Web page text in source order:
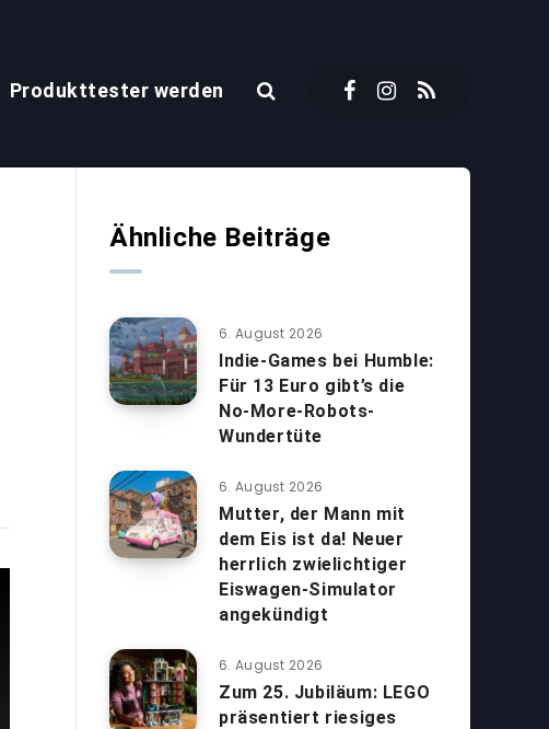
Produkttester werden
Ähnliche Beiträge
6. August 2026
Indie-Games bei Humble:
Für 13 Euro gibt’s die
No-More-Robots-
Wundertüte
6. August 2026
Mutter, der Mann mit
dem Eis ist da! Neuer
herrlich zwielichtiger
Eiswagen-Simulator
angekündigt
6. August 2026
Zum 25. Jubiläum: LEGO
präsentiert riesiges